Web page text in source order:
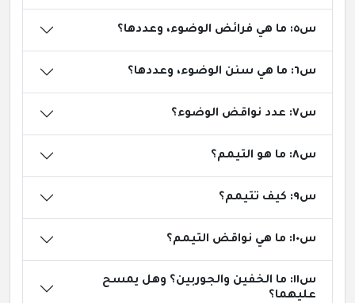
س٥: ما هي فرائض الوضوء، وعددها؟
س٦: ما هي سنن الوضوء، وعددها؟
س٧: عدد نواقض الوضوء؟
س٨: ما هو التيمم؟
س٩: كيف تتيمم؟
س١٠: ما هي نواقض التيمم؟
س١١: ما الخفين والجوربين؟ وهل يمسح
عليهما؟